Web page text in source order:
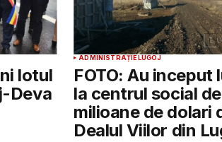
lotul
Deva
ADMINISTRAȚIELUGOJ
FOTO: Au inceput
la centrul social
milioane de dolari
Dealul Viilor din